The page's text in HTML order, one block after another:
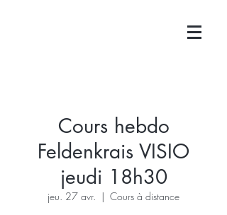
Cours hebdo
Feldenkrais VISIO
jeudi 18h30
jeu. 27 avr.
  |
Cours à distance